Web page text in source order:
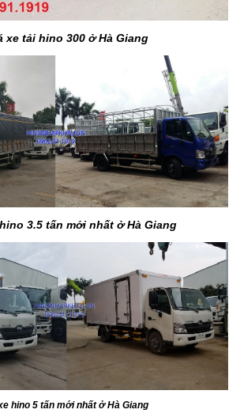
xe tải hino 300 ở Hà Giang
3.5 tấn mới nhất ở Hà Giang
hino 5 tấn mới nhất ở Hà Giang